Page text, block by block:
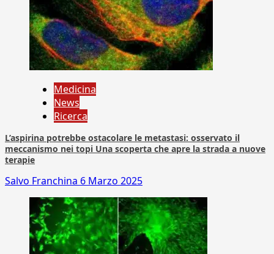
Medicina
News
Ricerca
L’aspirina potrebbe ostacolare le metastasi: osservato il
meccanismo nei topi Una scoperta che apre la strada a nuove
terapie
Salvo Franchina 6 Marzo 2025